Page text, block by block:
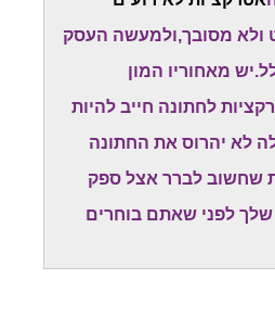
ולא מסובך,ולמעשה העסק
מאחוריו המון
לחתונה חייב להיות
לא יהרוס את החתונה
שאלות שחשוב לברר אצל ספק
לפני שאתם בוחרים